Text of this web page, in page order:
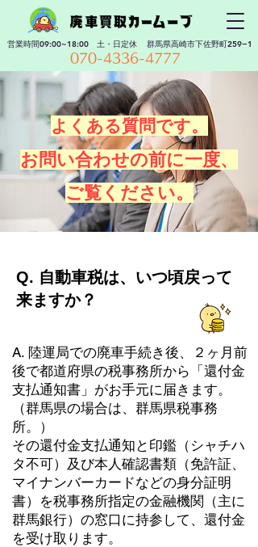
​営業時間09:00~18:00 土・日定休 群馬県高崎市下佐野町259−1
070-4336-4777
よくある質問です。
お問い合わせの前に一度、
ご覧ください。
​Q. 自動車税は、いつ頃戻って
来ますか？
A. 陸運局での廃車手続き後、２ヶ月前
後で都道府県の税事務所から「還付金
支払通知書」がお手元に届きます。
（群馬県の場合は、群馬県税事務
所。）
その還付金支払通知と印鑑（シャチハ
タ不可）及び本人確認書類（免許証、
マイナンバーカードなどの身分証明
書）を税事務所指定の金融機関 ​（主に
群馬銀行）の窓口に持参して、還付金
を受け取ります。